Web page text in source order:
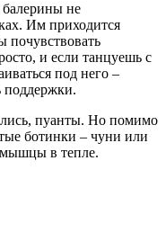
балерины не
Им приходится
почувствовать
и если танцуешь с
под него –
поддержки.
пуанты. Но помимо
ботинки – чуни или
мышцы в тепле.